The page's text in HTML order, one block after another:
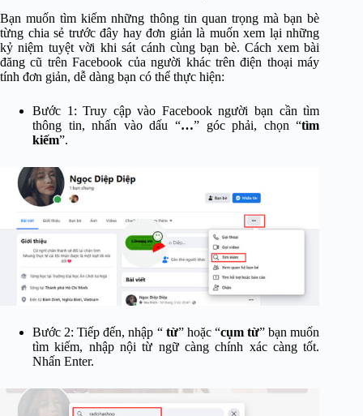
Bạn muốn tìm kiếm những thông tin quan trọng mà bạn bè
từng chia sẻ trước đây hay đơn giản là muốn xem lại những
kỷ niệm tuyệt vời khi sát cánh cùng bạn bè. Cách xem bài
đăng cũ trên Facebook của người khác trên điện thoại máy
tính đơn giản, dễ dàng bạn có thể thực hiện:
Bước 1: Truy cập vào Facebook người bạn cần tìm
thông tin, nhấn vào dấu “…” góc phải, chọn “tìm
kiếm”.
Bước 2: Tiếp đến, nhập “ từ” hoặc “cụm từ” bạn muốn
tìm kiếm, nhập nội từ ngữ càng chính xác càng tốt.
Nhấn Enter.